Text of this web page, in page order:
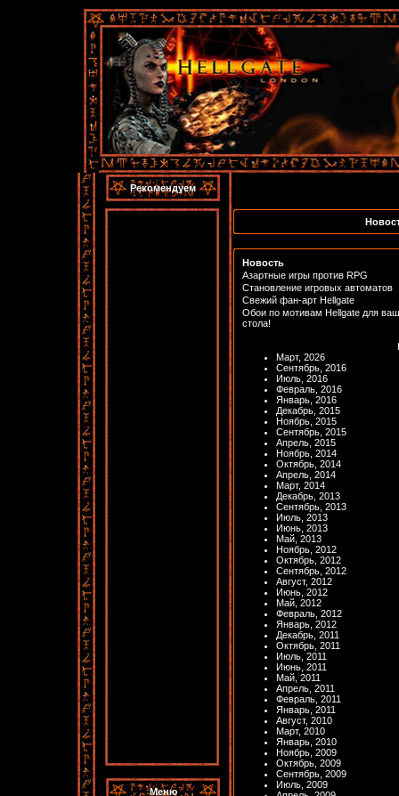
Рекомендуем
Меню
Новость
Азартные игры против RPG
Становление игровых автоматов
Свежий фан-арт Hellgate
Обои по мотивам Hellgate для
стола!
Март, 2026
Сентябрь, 2016
Июль, 2016
Февраль, 2016
Январь, 2016
Декабрь, 2015
Ноябрь, 2015
Сентябрь, 2015
Апрель, 2015
Ноябрь, 2014
Октябрь, 2014
Апрель, 2014
Март, 2014
Декабрь, 2013
Сентябрь, 2013
Июль, 2013
Июнь, 2013
Май, 2013
Ноябрь, 2012
Октябрь, 2012
Сентябрь, 2012
Август, 2012
Июнь, 2012
Май, 2012
Февраль, 2012
Январь, 2012
Декабрь, 2011
Октябрь, 2011
Июль, 2011
Июнь, 2011
Май, 2011
Апрель, 2011
Февраль, 2011
Январь, 2011
Август, 2010
Март, 2010
Январь, 2010
Ноябрь, 2009
Октябрь, 2009
Сентябрь, 2009
Июль, 2009